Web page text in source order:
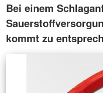
Bei einem
kommt zu